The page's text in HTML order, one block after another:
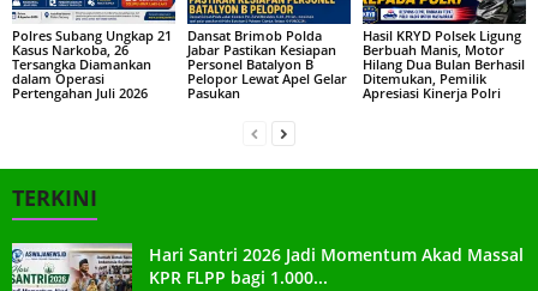
Polres Subang Ungkap 21
Kasus Narkoba, 26
Tersangka Diamankan
dalam Operasi
Pertengahan Juli 2026
Dansat Brimob Polda
Jabar Pastikan Kesiapan
Personel Batalyon B
Pelopor Lewat Apel Gelar
Pasukan
Hasil KRYD Polsek Ligung
Berbuah Manis, Motor
Hilang Dua Bulan Berhasil
Ditemukan, Pemilik
Apresiasi Kinerja Polri
TERKINI
Hari Santri 2026 Jadi Momentum Akad Massal
KPR FLPP bagi 1.000...